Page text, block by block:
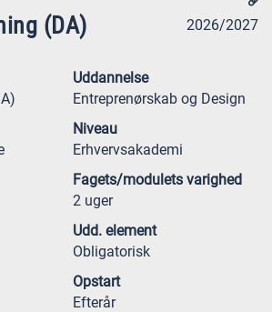
(DA) 2026/2027
Uddannelse
Entreprenørskab og Design
Niveau
Erhvervsakademi
Fagets/modulets varighed
2 uger
Udd. element
Obligatorisk
Opstart
Efterår